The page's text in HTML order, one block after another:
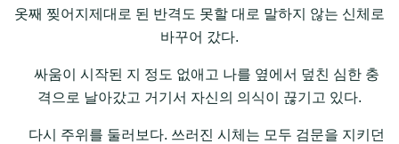
옷째 찢어지제대로 된 반격도 못할 대로 말하지 않는 신체로
바꾸어 갔다.
싸움이 시작된 지 정도 없애고 나를 옆에서 덮친 심한 충
격으로 날아갔고 거기서 자신의 의식이 끊기고 있다.
다시 주위를 둘러보다. 쓰러진 시체는 모두 검문을 지키던